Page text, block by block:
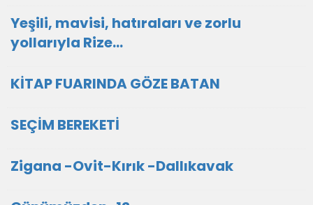
Yeşili, mavisi, hatıraları ve zorlu
yollarıyla Rize…
KİTAP FUARINDA GÖZE BATAN
SEÇİM BEREKETİ
Zigana -Ovit-Kırık -Dallıkavak